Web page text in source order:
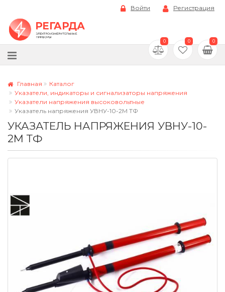
Войти Регистрация
0 0 0
Главная
Каталог
Указатели, индикаторы и сигнализаторы напряжения
Указатели напряжения высоковольтные
Указатель напряжения УВНУ-10-2М ТФ
УКАЗАТЕЛЬ НАПРЯЖЕНИЯ УВНУ-10-
2М ТФ